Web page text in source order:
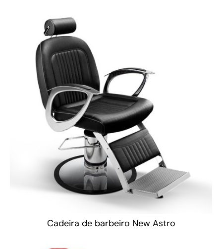
Cadeira de barbeiro New Astro